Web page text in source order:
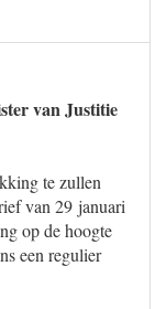
van Justitie
te zullen
van 29 januari
op de hoogte
een regulier